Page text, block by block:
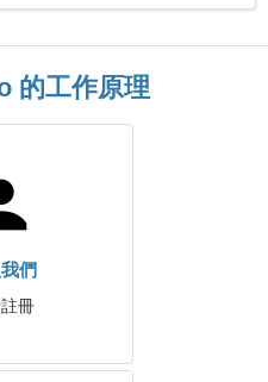
的工作原理
們
冊